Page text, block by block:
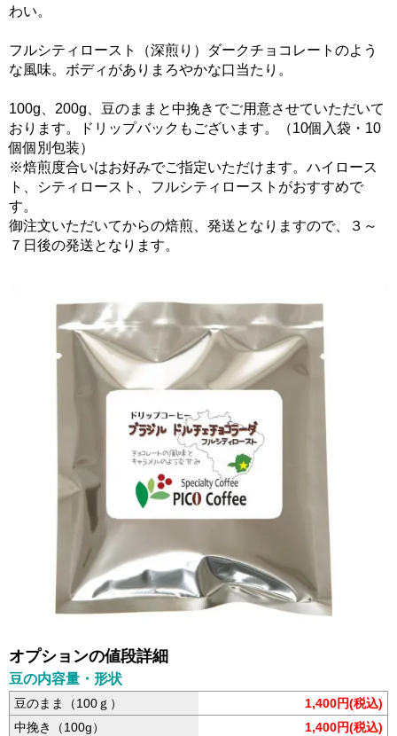
わい。
フルシティロースト（深煎り）ダークチョコレートのよう
な風味。ボディがありまろやかな口当たり。
100g、200g、豆のままと中挽きでご用意させていただいて
おります。ドリップバックもございます。（10個入袋・10
個個別包装）
※焙煎度合いはお好みでご指定いただけます。ハイロース
ト、シティロースト、フルシティローストがおすすめで
す。
御注文いただいてからの焙煎、発送となりますので、３～
７日後の発送となります。
オプションの値段詳細
豆の内容量・形状
豆のまま（100ｇ）
1,400円(税込)
中挽き（100g）
1,400円(税込)